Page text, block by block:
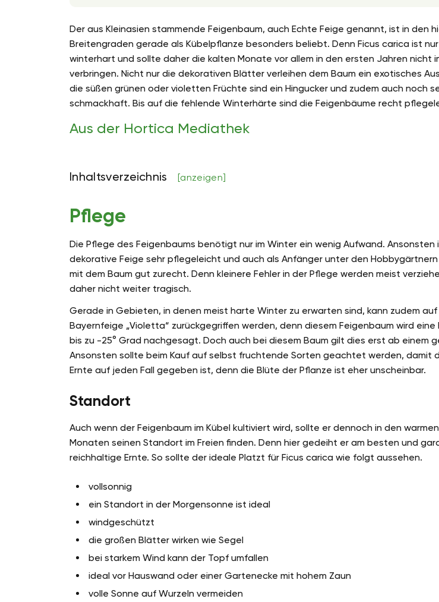
Der aus Kleinasien stammende Feigenbaum, auch Echte Feige genannt, ist in den
Breitengraden gerade als Kübelpflanze besonders beliebt. Denn Ficus carica ist
winterhart und sollte daher die kalten Monate vor allem in den ersten Jahren nicht
verbringen. Nicht nur die dekorativen Blätter verleihen dem Baum ein exotisches
die süßen grünen oder violetten Früchte sind ein Hingucker und zudem auch noch
schmackhaft. Bis auf die fehlende Winterhärte sind die Feigenbäume recht
Aus der Hortica Mediathek
Inhaltsverzeichnis [anzeigen]
Pflege
Die Pflege des Feigenbaums benötigt nur im Winter ein wenig Aufwand. Ansonsten
dekorative Feige sehr pflegeleicht und auch als Anfänger unter den Hobbygärtnern
mit dem Baum gut zurecht. Denn kleinere Fehler in der Pflege werden meist
daher nicht weiter tragisch.
Gerade in Gebieten, in denen meist harte Winter zu erwarten sind, kann zudem
Bayernfeige „Violetta“ zurückgegriffen werden, denn diesem Feigenbaum wird
bis zu -25° Grad nachgesagt. Doch auch bei diesem Baum gilt dies erst ab einem
Ansonsten sollte beim Kauf auf selbst fruchtende Sorten geachtet werden, damit
Ernte auf jeden Fall gegeben ist, denn die Blüte der Pflanze ist eher unscheinbar.
Standort
Auch wenn der Feigenbaum im Kübel kultiviert wird, sollte er dennoch in den
Monaten seinen Standort im Freien finden. Denn hier gedeiht er am besten und
reichhaltige Ernte. So sollte der ideale Platzt für Ficus carica wie folgt aussehen.
vollsonnig
ein Standort in der Morgensonne ist ideal
windgeschützt
die großen Blätter wirken wie Segel
bei starkem Wind kann der Topf umfallen
ideal vor Hauswand oder einer Gartenecke mit hohem Zaun
volle Sonne auf Wurzeln vermeiden